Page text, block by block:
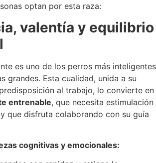
optan por esta raza:
valentía y equilibrio
es uno de los perros más inteligentes
grandes. Esta cualidad, unida a su
al trabajo, lo convierte en
entrenable, que necesita estimulación
que disfruta colaborando con su guía
cognitivas y emocionales: